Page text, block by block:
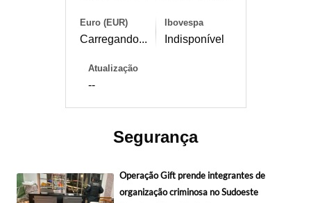
Euro (EUR)
Carregando...
Ibovespa
Indisponível
Atualização
--
Segurança
Operação Gift prende integrantes de
organização criminosa no Sudoeste